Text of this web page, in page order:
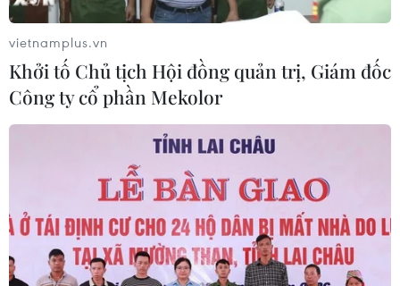
Lâm Đồng vào cao điểm vụ cá Nam,
ngư dân phấn khởi vươn khơi
06/08/2026 09:06
Giá dầu tăng khi nhà đầu tư thận
trọng trước tình hình Trung Đông
06/08/2026 09:03
Giá vàng tăng phiên thứ tư liên tiếp,
vietnamplus.vn
Khởi tố Chủ tịch Hội đồng quản trị, Giám đốc
Công ty cổ phần Mekolor